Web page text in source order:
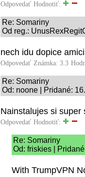
Odpovedať Hodnotiť:
Re: Somariny
Od reg.:
nech idu dopice
Odpovedať Známka: 3.3
Re: Somariny
Od: noone | Pridané:
Nainstalujes si super
Odpovedať Hodnotiť:
Re: Somariny
Od: friskies |
With TrumpVPN